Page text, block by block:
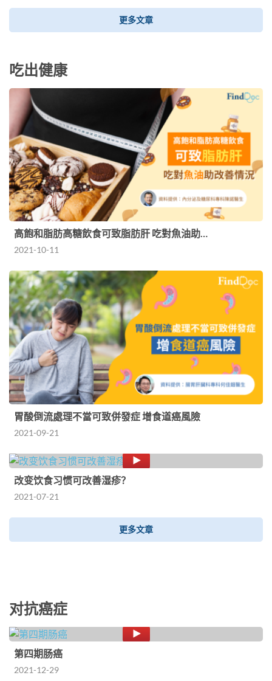
更多文章
吃出健康
高飽和脂肪高糖飲食可致脂肪肝 吃對魚油助…
2021-10-11
胃酸倒流處理不當可致併發症 增食道癌風險
2021-09-21
改变饮食习惯可改善湿疹？
2021-07-21
更多文章
对抗癌症
第四期肠癌
2021-12-29